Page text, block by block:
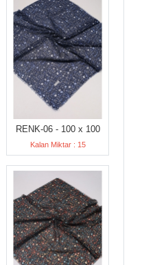
RENK-06 - 100 x 100
Kalan Miktar : 15